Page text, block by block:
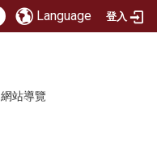
Language 登入
網站導覽